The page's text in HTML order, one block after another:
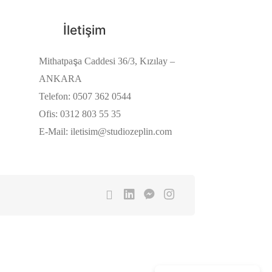
İletişim
Mithatpaşa Caddesi 36/3, Kızılay –
ANKARA
Telefon: 0507 362 0544
Ofis: 0312 803 55 35
E-Mail: iletisim@studiozeplin.com